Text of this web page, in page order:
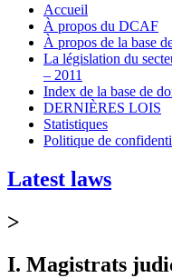
Accueil
À propos du DCAF
À propos de la base
La législation du
– 2011
Index de la base de
DERNIÈRES LOIS
Statistiques
Politique de
Latest laws
>
I. Magistrats